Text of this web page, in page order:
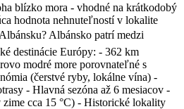
blízko mora - vhodné na krátkodobý
hodnota nehnuteľností v lokalite
Albánsko patrí medzi
destinácie Európy: - 362 km
modré more porovnateľné s
(čerstvé ryby, lokálne vína) -
- Hlavná sezóna až 6 mesiacov -
cca 15 °C) - Historické lokality